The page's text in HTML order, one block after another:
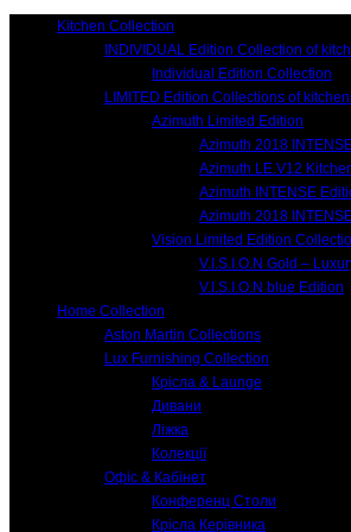
Kitchen Collection
INDIVIDUAL Edition Collection of
Individual Edition Collection
LIMITED Edition Collections of
Azimuth Limited Edition
Azimuth 2018
Azimuth LE.V12
Azimuth INTENSE
Azimuth 2018
Vision Limited Edition
V.I.S.I.O.N Gold –
V.I.S.I.O.N blue Edition
Home Collection
Aston Martin Collections
Lux Furnishing Collection
Крісла & Launge
Дивани
Ліжка
Колекції
Офіс & Кабінет
Конференц Столи
Крісла Керівника